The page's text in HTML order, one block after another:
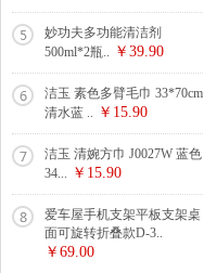
妙功夫多功能清洁剂
500ml*2瓶.. ￥39.90
洁玉 素色多臂毛巾 33*70cm
清水蓝 .. ￥15.90
洁玉 清婉方巾 J0027W 蓝色
34... ￥15.90
爱车屋手机支架平板支架桌
面可旋转折叠款D-3..
￥69.00